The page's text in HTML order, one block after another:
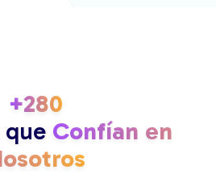
+280
queConfían en